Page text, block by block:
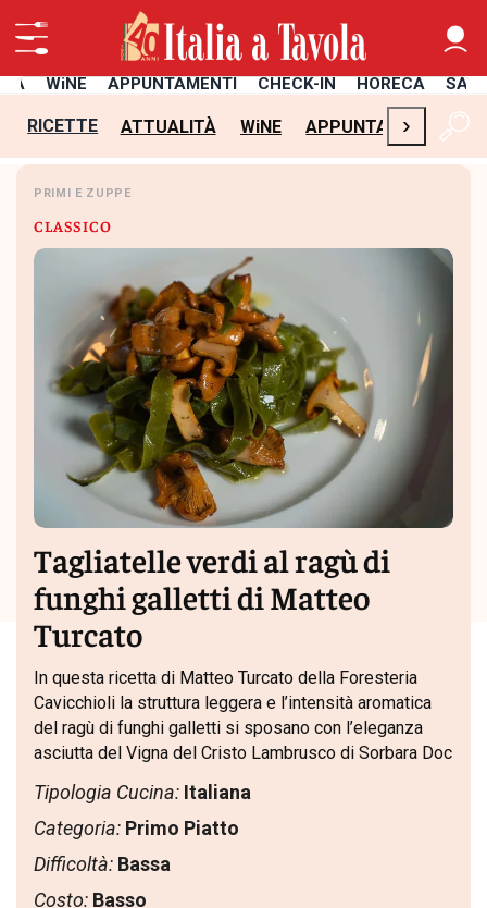
WiNE APPUNTAMENTI CHECK-IN HORECA
RICETTE ATTUALITÀ WiNE APPUNTAMENTI
›
PRIMI E ZUPPE
CLASSICO
Tagliatelle verdi al ragù di
funghi galletti di Matteo
Turcato
In questa ricetta di Matteo Turcato della Foresteria
Cavicchioli la struttura leggera e l’intensità aromatica
del ragù di funghi galletti si sposano con l’eleganza
asciutta del Vigna del Cristo Lambrusco di Sorbara Doc
Tipologia Cucina: Italiana
Categoria: Primo Piatto
Difficoltà: Bassa
Costo: Basso